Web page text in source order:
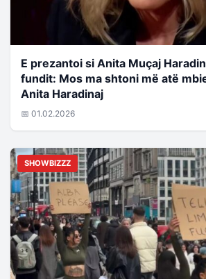
E prezantoi si Anita Muçaj
fundit: Mos ma shtoni më atë
Anita Haradinaj
📅 01.02.2026
SHOWBIZZZ